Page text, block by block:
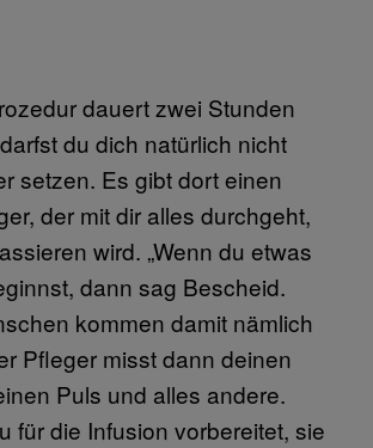
dauert zwei Stunden
du dich natürlich nicht
setzen. Es gibt dort einen
der mit dir alles durchgeht,
wird. „Wenn du etwas
dann sag Bescheid.
kommen damit nämlich
Pfleger misst dann deinen
Puls und alles andere.
für die Infusion vorbereitet, sie